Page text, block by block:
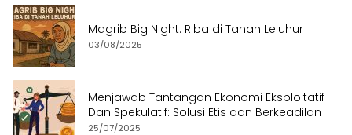
Magrib Big Night: Riba di Tanah Leluhur
03/08/2025
Menjawab Tantangan Ekonomi Eksploitatif
Dan Spekulatif: Solusi Etis dan Berkeadilan
25/07/2025